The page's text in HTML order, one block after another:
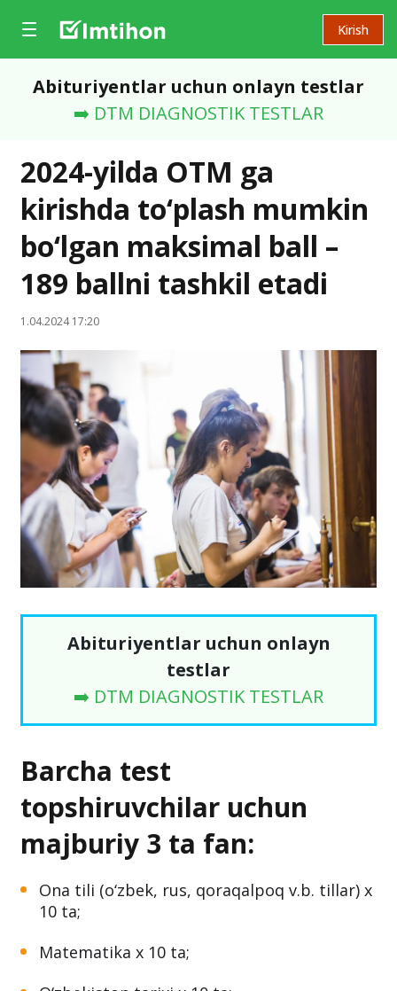
Kirish
Abituriyentlar uchun onlayn testlar
➡️ DTM DIAGNOSTIK TESTLAR
2024-yilda OTM ga
kirishda to‘plash mumkin
bo‘lgan maksimal ball –
189 ballni tashkil etadi
1.04.2024 17:20
Abituriyentlar uchun onlayn
testlar
➡️ DTM DIAGNOSTIK TESTLAR
Barcha test
topshiruvchilar uchun
majburiy 3 ta fan:
Ona tili (o‘zbek, rus, qoraqalpoq v.b. tillar) x
10 ta;
Matematika x 10 ta;